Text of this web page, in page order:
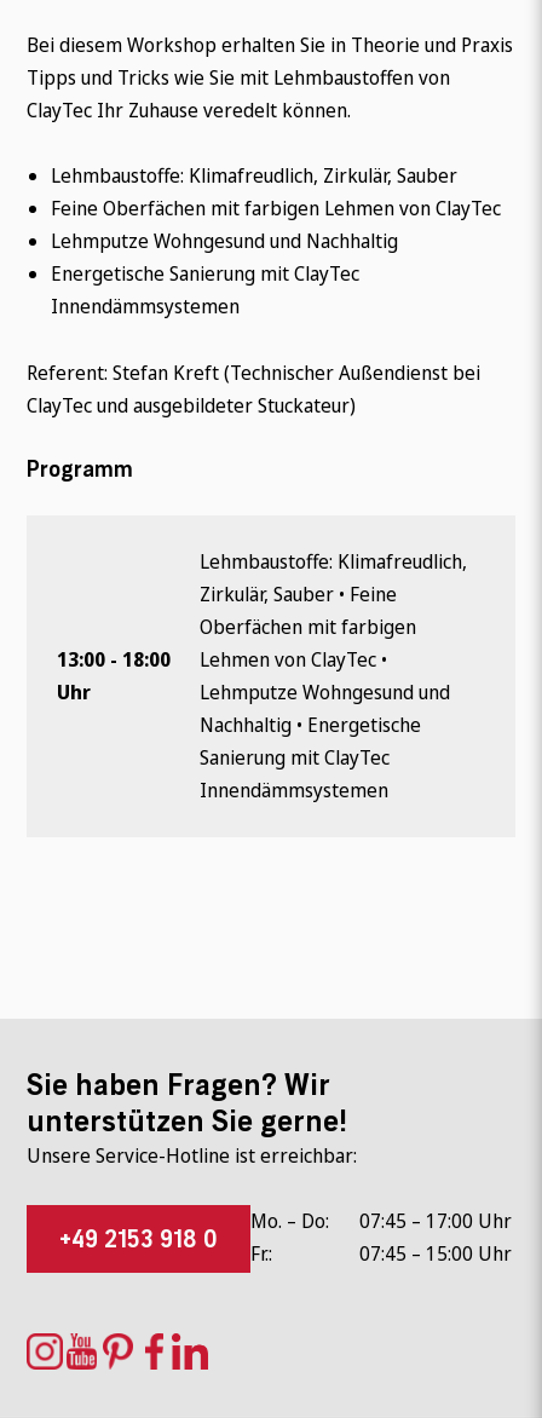
Bei diesem Workshop erhalten Sie in Theorie und Praxis
Tipps und Tricks wie Sie mit Lehmbaustoffen von
ClayTec Ihr Zuhause veredelt können.
Lehmbaustoffe: Klimafreudlich, Zirkulär, Sauber
Feine Oberfächen mit farbigen Lehmen von ClayTec
Lehmputze Wohngesund und Nachhaltig
Energetische Sanierung mit ClayTec
Innendämmsystemen
Referent: Stefan Kreft (Technischer Außendienst bei
ClayTec und ausgebildeter Stuckateur)
Programm
13:00 - 18:00
Uhr
Lehmbaustoffe: Klimafreudlich,
Zirkulär, Sauber • Feine
Oberfächen mit farbigen
Lehmen von ClayTec •
Lehmputze Wohngesund und
Nachhaltig • Energetische
Sanierung mit ClayTec
Innendämmsystemen
Sie haben Fragen? Wir
unterstützen Sie gerne!
Unsere Service-Hotline ist erreichbar:
+49 2153 918 0
Mo. – Do:
07:45 – 17:00 Uhr
Fr.:
07:45 – 15:00 Uhr